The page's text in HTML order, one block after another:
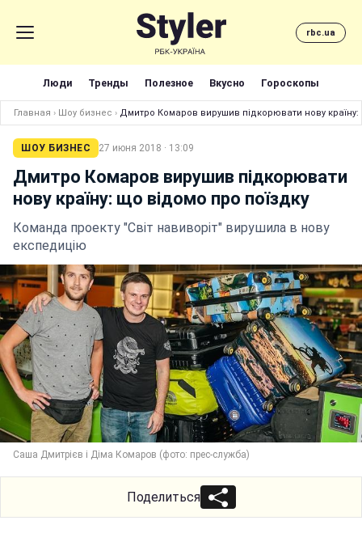
rbc.ua
Люди Тренды Полезное Вкусно Гороскопы
Главная › Шоу бизнес › Дмитро Комаров вирушив підкорювати нову країну:
ШОУ БИЗНЕС 27 июня 2018 · 13:09
Дмитро Комаров вирушив підкорювати
нову країну: що відомо про поїздку
Команда проекту "Світ навиворіт" вирушила в нову
експедицію
Саша Дмитрієв і Діма Комаров (фото: прес-служба)
Поделиться